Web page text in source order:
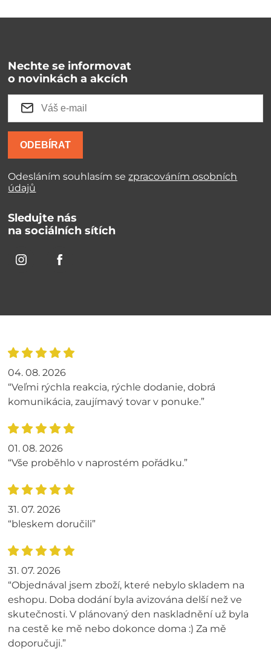
Nechte se informovat
o novinkách a akcích
ODEBÍRAT
Odesláním souhlasím sezpracováním osobních
údajů
Sledujte nás
na sociálních sítích
04. 08. 2026
“Veľmi rýchla reakcia, rýchle dodanie, dobrá
komunikácia, zaujímavý tovar v ponuke.”
01. 08. 2026
“Vše proběhlo v naprostém pořádku.”
31. 07. 2026
“bleskem doručili”
31. 07. 2026
“Objednával jsem zboží, které nebylo skladem na
eshopu. Doba dodání byla avizována delší než ve
skutečnosti. V plánovaný den naskladnění už byla
na cestě ke mě nebo dokonce doma :) Za mě
doporučuji.”